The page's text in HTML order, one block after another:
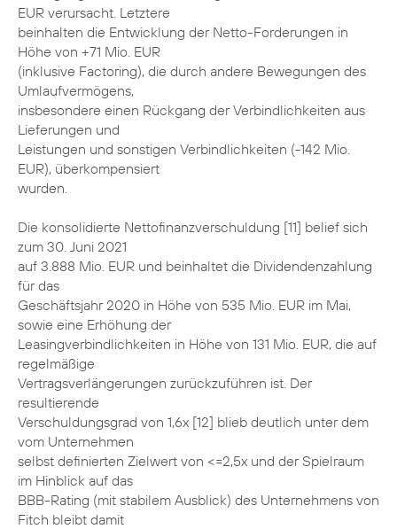
EUR verursacht. Letztere
beinhalten die Entwicklung der Netto-Forderungen in
Höhe von +71 Mio. EUR
(inklusive Factoring), die durch andere Bewegungen des
Umlaufvermögens,
insbesondere einen Rückgang der Verbindlichkeiten aus
Lieferungen und
Leistungen und sonstigen Verbindlichkeiten (-142 Mio.
EUR), überkompensiert
wurden.
Die konsolidierte Nettofinanzverschuldung [11] belief sich
zum 30. Juni 2021
auf 3.888 Mio. EUR und beinhaltet die Dividendenzahlung
für das
Geschäftsjahr 2020 in Höhe von 535 Mio. EUR im Mai,
sowie eine Erhöhung der
Leasingverbindlichkeiten in Höhe von 131 Mio. EUR, die auf
regelmäßige
Vertragsverlängerungen zurückzuführen ist. Der
resultierende
Verschuldungsgrad von 1,6x [12] blieb deutlich unter dem
vom Unternehmen
selbst definierten Zielwert von <=2,5x und der Spielraum
im Hinblick auf das
BBB-Rating (mit stabilem Ausblick) des Unternehmens von
Fitch bleibt damit